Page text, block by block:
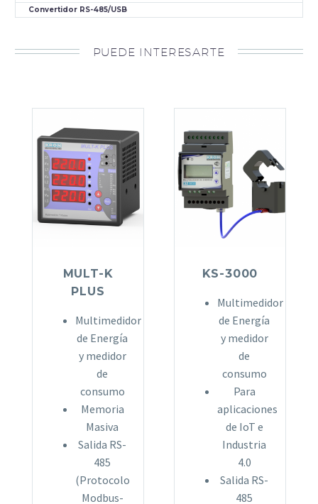
Convertidor RS-485/USB
PUEDE INTERESARTE
MULT-K
PLUS
Multimedidor
de Energía
y medidor
de
consumo
Memoria
Masiva
Salida RS-
485
(Protocolo
Modbus-
KS-3000
Multimedidor
de Energía
y medidor
de
consumo
Para
aplicaciones
de IoT e
Industria
4.0
Salida RS-
485